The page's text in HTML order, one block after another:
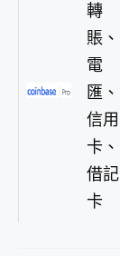
轉
賬、
電
匯、
信用
卡、
借記
卡